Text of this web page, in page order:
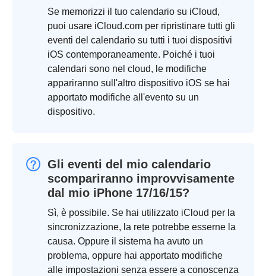
Se memorizzi il tuo calendario su iCloud,
puoi usare iCloud.com per ripristinare tutti gli
eventi del calendario su tutti i tuoi dispositivi
iOS contemporaneamente. Poiché i tuoi
calendari sono nel cloud, le modifiche
appariranno sull'altro dispositivo iOS se hai
apportato modifiche all'evento su un
dispositivo.
Gli eventi del mio calendario
scompariranno improvvisamente
dal mio iPhone 17/16/15?
Sì, è possibile. Se hai utilizzato iCloud per la
sincronizzazione, la rete potrebbe esserne la
causa. Oppure il sistema ha avuto un
problema, oppure hai apportato modifiche
alle impostazioni senza essere a conoscenza